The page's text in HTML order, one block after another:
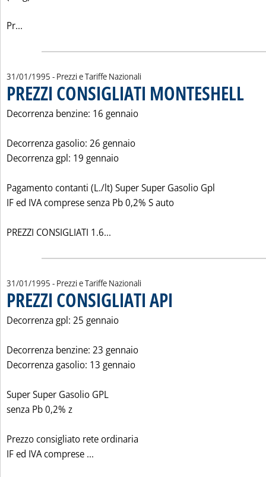
Pr...
31/01/1995 - Prezzi e Tariffe Nazionali
PREZZI CONSIGLIATI MONTESHELL
Decorrenza benzine: 16 gennaio
Decorrenza gasolio: 26 gennaio
Decorrenza gpl: 19 gennaio
Pagamento contanti (L./lt) Super Super Gasolio Gpl
IF ed IVA comprese senza Pb 0,2% S auto
PREZZI CONSIGLIATI 1.6...
31/01/1995 - Prezzi e Tariffe Nazionali
PREZZI CONSIGLIATI API
Decorrenza gpl: 25 gennaio
Decorrenza benzine: 23 gennaio
Decorrenza gasolio: 13 gennaio
Super Super Gasolio GPL
senza Pb 0,2% z
Prezzo consigliato rete ordinaria
IF ed IVA comprese ...